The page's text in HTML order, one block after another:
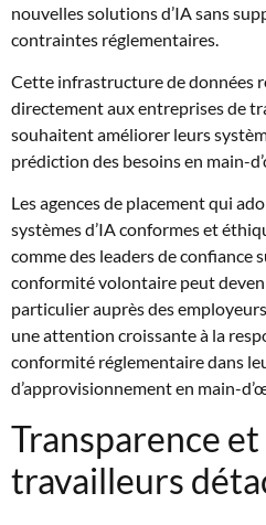
nouvelles solutions d’IA sans
contraintes réglementaires.
Cette infrastructure de données
directement aux entreprises de
souhaitent améliorer leurs
prédiction des besoins en main-
Les agences de placement qui
systèmes d’IA conformes et
comme des leaders de confiance
conformité volontaire peut
particulier auprès des
une attention croissante à la
conformité réglementaire dans
d’approvisionnement en main-
Transparence
travailleurs